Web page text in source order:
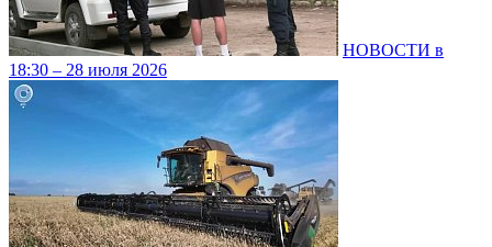
НОВОСТИ в
18:30 – 28 июля 2026